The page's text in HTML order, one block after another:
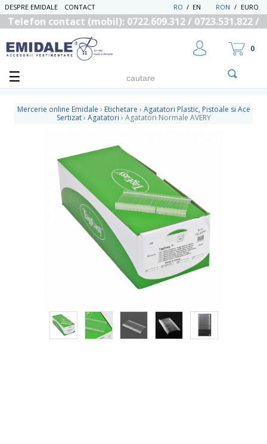
DESPRE EMIDALE CONTACT RON / EURO
EN
/
RO
Telefon contact (mobil): 0722.609.312 / 0723.531.822 /
0
Mercerie online Emidale › Etichetare › Agatatori Plastic, Pistoale si Ace
Sertizat › Agatatori › Agatatori Normale AVERY